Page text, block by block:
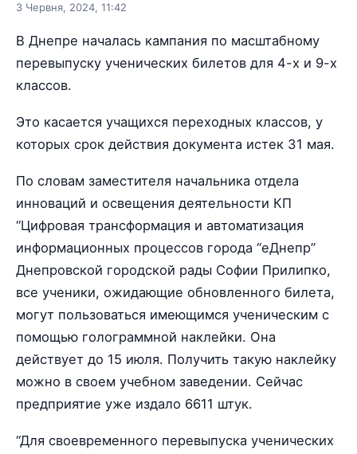
3 Червня, 2024, 11:42
В Днепре началась кампания по масштабному
перевыпуску ученических билетов для 4-х и 9-х
классов.
Это касается учащихся переходных классов, у
которых срок действия документа истек 31 мая.
По словам заместителя начальника отдела
инноваций и освещения деятельности КП
“Цифровая трансформация и автоматизация
информационных процессов города “еДнепр”
Днепровской городской рады Софии Прилипко,
все ученики, ожидающие обновленного билета,
могут пользоваться имеющимся ученическим с
помощью голограммной наклейки. Она
действует до 15 июля. Получить такую наклейку
можно в своем учебном заведении. Сейчас
предприятие уже издало 6611 штук.
“Для своевременного перевыпуска ученических